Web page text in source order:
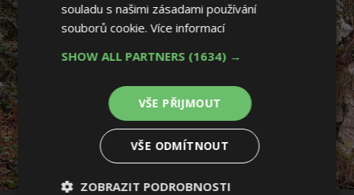
souladu s našimi zásadami používání
souborů cookie.Více informací
SHOW ALL PARTNERS (1634) →
VŠE PŘIJMOUT
VŠE ODMÍTNOUT
ZOBRAZIT PODROBNOSTI